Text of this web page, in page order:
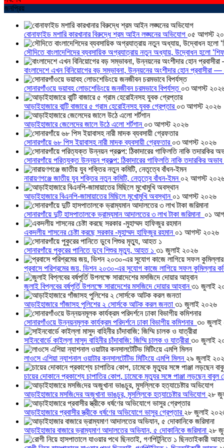
জনপ্রিয়
বোনাফাইড মশারি কারখানার বিরুদ্ধে শ্রম আইন লঙ্ঘনের অভিযোগ ০৫ আগস্ট
সৌদিতে বাংলাদেশিদের ব্যবসায়িক অগ্রযাত্রায় নতুন অধ্যায়, উদ্বোধন হলো ‘শিফা
বাংলাদেশে এখন বিনিয়োগের বড় সম্ভাবনা, উন্নয়নের অংশীদার হোন প্রবাসীরা
সোনারগাঁওয়ে ভয়াবহ লোডশেডিংয়ে জনজীবন চরমভাবে বিপর্যস্ত ০৩ আগস্ট
আড়াইহাজারে বান্টি বাজারে ৫ গ্রাম হেরোইনসহ যুবক গ্রেপ্তার ০৩ আগস্ট ২০২৬
আড়াইহাজারে জেলেদের জালে উঠে এলো শর্টগান ০৩ আগস্ট ২০২৬
সোনারগাঁয়ে ৬৮ পিস ইয়াবাসহ নারী মাদক ব্যবসায়ী গ্রেফতার ০৩ আগস্ট ২০২৬
সোনারগাঁয়ে পরিত্যক্ত উন্নয়ন প্রকল্প: ঠিকাদারের গাফিলতি নাকি তদারকির অভাব
নারায়ণগঞ্জে জাতীয় যুব শক্তির নতুন কমিটি, নেতৃত্বে বাঁধন-ইমন ০২ আগস্ট
আড়াইহাজারে বিএনপি-জামায়াতের মিছিলে মুখোমুখি অবস্থান ০১ আগস্ট ২০২৬
সোনারগাঁয়ে দুটি হাসপাতালকে ভ্রাম্যমান আদালতের ৩ লাখ টাকা জরিমানা ০১
একদলীয় শাসনের চেষ্টা করছে সরকার -মুহাম্মদ হাফিজুর রহমান ০১ আগস্ট ২০২৬
সোনারগাঁয়ে পুকুরের পানিতে ডুবে শিশুর মৃত্যু, আহত ১ ৩১ জুলাই ২০২৬
প্রবাসে পরিশ্রমের জয়, ভিশন ২০৩০-এর সুযোগ কাজে লাগিয়ে সফল কুমিল্লার
জুলাই বিপ্লবের বর্ষপূর্তি উপলক্ষে সারাদেশের মসজিদে দোয়ার আহ্বান৩১ জুলাই
আড়াইহাজারে গাঁজাসহ পুলিশের ২ সোর্সকে আটক করল জনতা ৩১ জুলাই ২০২৬
সোনারগাঁওয়ে উন্নয়নমূলক কার্যক্রম পরিদর্শনে ঢাকা বিভাগীয় কমিশনার ৩০ জুলাই
সাইনবোর্ডে কাইল্লা মাসুদ বাহিনীর চাঁদাবাজি: জিম্মি চালক ও যাত্রীরা ৩০ জুলাই
লাওসে এশিয়া ন্যাশনাল ওয়াটার কনসালটেটিভ মিটিংয়ে এমপি মিলন ২৯ জুলাই
চায়ের দোকানে প্রকাশ্যে চাপাতির কোপ, ঢামেকে মৃত্যুর সঙ্গে পাঞ্জা লড়ছেন বাবুল
আড়াইহাজারে মস‌জি‌দের অজুখানা ভাঙচুর, মুসল্লিকে হত্যাচেষ্টার অভিযোগ ২৮
আড়াইহাজারে প্রবাসীর স্ত্রীকে ধর্ষণের অভিযোগে ভাসুর গ্রেপ্তার ২৮ জুলাই
আড়াইহাজার বাজারে ভ্রাম্যমাণ আদালতের অভিযান, ৫ দোকানিকে জরিমানা ২৮